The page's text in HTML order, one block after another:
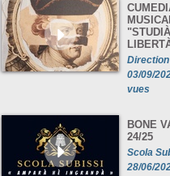
Direction
03/09/
vues
BONE
24/25
Scola
28/06/